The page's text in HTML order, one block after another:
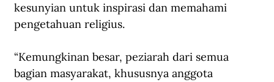
kesunyian untuk inspirasi dan memahami
pengetahuan religius.
“Kemungkinan besar, peziarah dari semua
bagian masyarakat, khususnya anggota